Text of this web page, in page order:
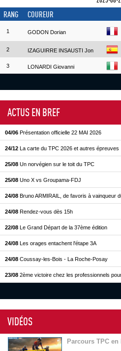
RANG COUREUR
1 GODON Dorian
2 IZAGUIRRE INSAUSTI Jon
3 LONARDI Giovanni
ACTUS EN BREF
04/06 Présentation officielle 22 MAI 2026
24/12 La carte du TPC 2026 et autres épreuves
25/08 Un norvégien sur le toit du TPC
25/08 Uno X vs Groupama-FDJ
24/08 Bruno ARMIRAIL, de favoris à vainqueur
24/08 Rendez-vous dès 15h
22/08 Le Grand Départ de la 37ème édition
24/08 Les orages entachent l'étape 3A
24/08 Coussay-les-Bois - La Roche-Posay
23/08 2ème victoire chez les professionnels pour
VIDÉOS
Parcours TPC